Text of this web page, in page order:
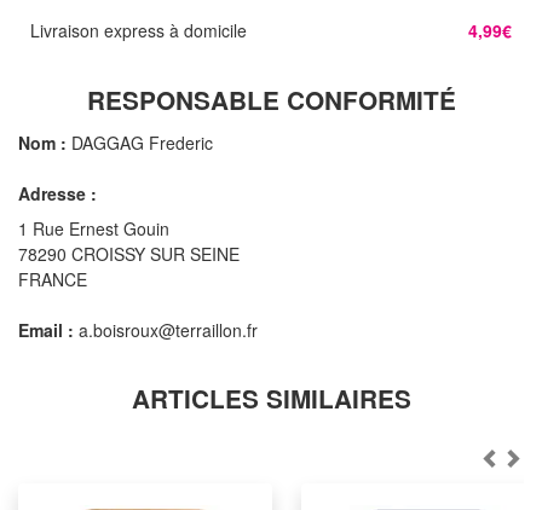
Livraison express à domicile 4,99€
RESPONSABLE CONFORMITÉ
Nom : DAGGAG Frederic
Adresse :
1 Rue Ernest Gouin
78290 CROISSY SUR SEINE
FRANCE
Email : a.boisroux@terraillon.fr
ARTICLES SIMILAIRES